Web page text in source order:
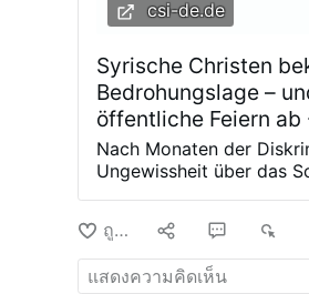
csi-de.de
Syrische Christen
Bedrohungslage –
öffentliche Feiern ab
Christian Solidarity
Nach Monaten der
Ungewissheit über das
christlichen Gemeinden
und willkürlichen
beispiellosen Schritt
Pfarreiräte in der
ถูกใจ